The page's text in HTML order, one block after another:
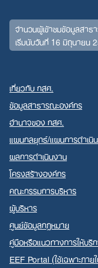
จำนวนผู้เข้าชมข้อมูลสา
เริ่มนับวันที่ 16 มิถุนายน
เกี่ยวกับ กสศ.
ข้อมูลสาธารณะองค์กร
อำนาจของ กสศ.
แผนกลยุทธ์/แผนการดำเนิ
ผลการดำเนินงาน
โครงสร้างองค์กร
คณะกรรมการบริหาร
ผู้บริหาร
ศูนย์ข้อมูลกฎหมาย
คู่มือหรือแนวทางการให้บ
EEF Portal (ใช้เฉพาะภาย